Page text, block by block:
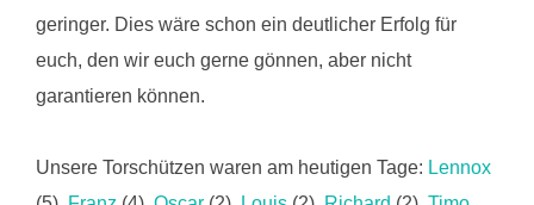
geringer. Dies wäre schon ein deutlicher Erfolg für
euch, den wir euch gerne gönnen, aber nicht
garantieren können.
Unsere Torschützen waren am heutigen Tage: Lennox